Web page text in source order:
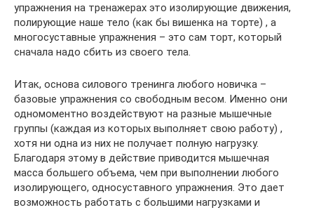
упражнения на тренажерах это изолирующие движения,
полирующие наше тело (как бы вишенка на торте) , а
многосуставные упражнения – это сам торт, который
сначала надо сбить из своего тела.
Итак, основа силового тренинга любого новичка –
базовые упражнения со свободным весом. Именно они
одномоментно воздействуют на разные мышечные
группы (каждая из которых выполняет свою работу) ,
хотя ни одна из них не получает полную нагрузку.
Благодаря этому в действие приводится мышечная
масса большего объема, чем при выполнении любого
изолирующего, односуставного упражнения. Это дает
возможность работать с большими нагрузками и